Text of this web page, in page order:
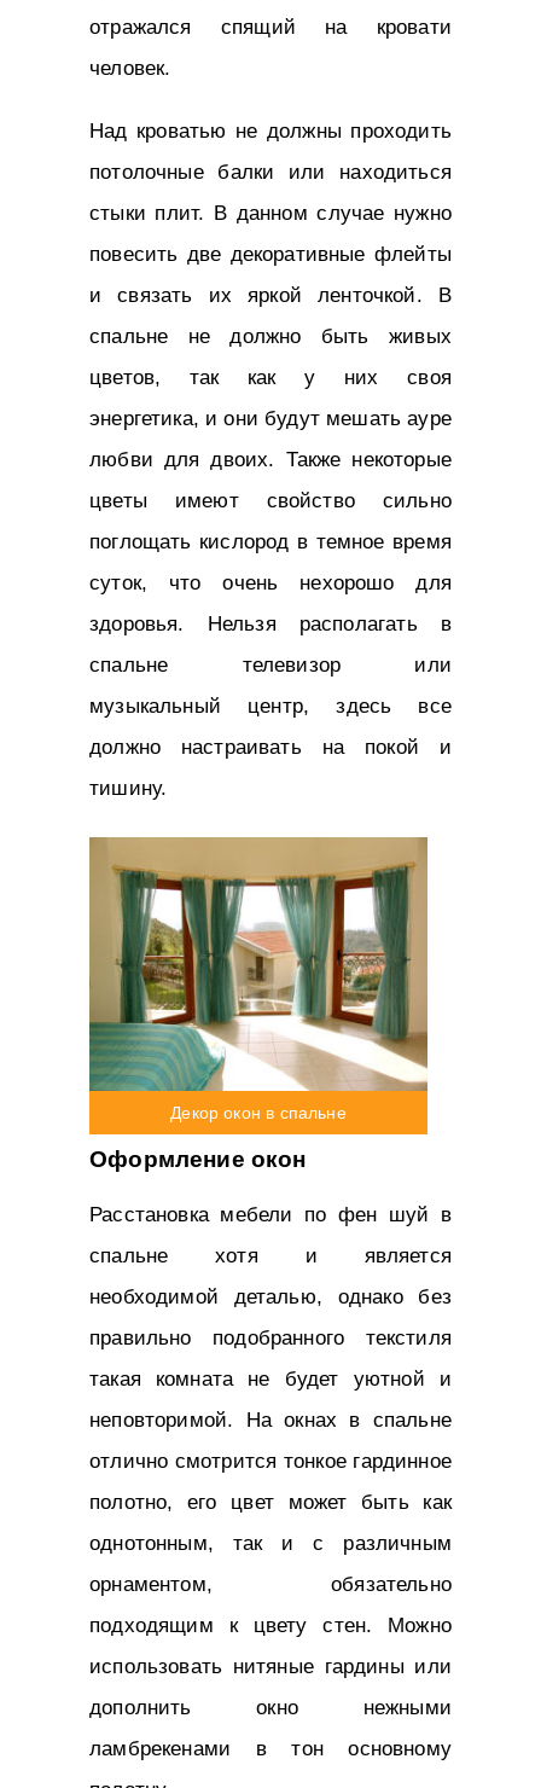
отражался спящий на кровати
человек.
Над кроватью не должны проходить
потолочные балки или находиться
стыки плит. В данном случае нужно
повесить две декоративные флейты
и связать их яркой ленточкой. В
спальне не должно быть живых
цветов, так как у них своя
энергетика, и они будут мешать ауре
любви для двоих. Также некоторые
цветы имеют свойство сильно
поглощать кислород в темное время
суток, что очень нехорошо для
здоровья. Нельзя располагать в
спальне телевизор или
музыкальный центр, здесь все
должно настраивать на покой и
тишину.
Декор окон в спальне
Оформление окон
Расстановка мебели по фен шуй в
спальне хотя и является
необходимой деталью, однако без
правильно подобранного текстиля
такая комната не будет уютной и
неповторимой. На окнах в спальне
отлично смотрится тонкое гардинное
полотно, его цвет может быть как
однотонным, так и с различным
орнаментом, обязательно
подходящим к цвету стен. Можно
использовать нитяные гардины или
дополнить окно нежными
ламбрекенами в тон основному